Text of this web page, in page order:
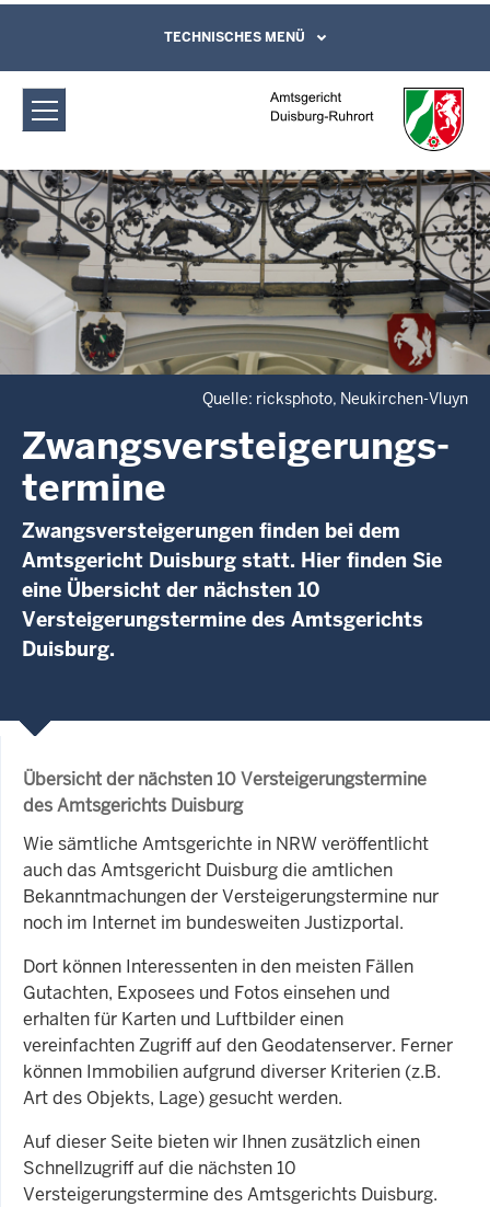
Amtsgericht Duisburg-Ruhrort:
Zwangsversteigerungs­termine
Direkt zum Inhalt
Leichte Sprache, Gebärdensprachenvideo
und Kontaktformular
TECHNISCHES MENÜ
Quelle: ricksphoto, Neukirchen-Vluyn
Zwangsversteigerungs­
termine
Zwangsversteigerungen finden bei dem
Amtsgericht Duisburg statt. Hier finden Sie
eine Übersicht der nächsten 10
Versteigerungstermine des Amtsgerichts
Duisburg.
Übersicht der nächsten 10 Versteigerungstermine
des Amtsgerichts Duisburg
Wie sämtliche Amtsgerichte in NRW veröffentlicht
auch das Amtsgericht Duisburg die amtlichen
Bekanntmachungen der Versteigerungstermine nur
noch im Internet im bundesweiten Justizportal.
Dort können Interessenten in den meisten Fällen
Gutachten, Exposees und Fotos einsehen und
erhalten für Karten und Luftbilder einen
vereinfachten Zugriff auf den Geodatenserver. Ferner
können Immobilien aufgrund diverser Kriterien (z.B.
Art des Objekts, Lage) gesucht werden.
Auf dieser Seite bieten wir Ihnen zusätzlich einen
Schnellzugriff auf die nächsten 10
Versteigerungstermine des Amtsgerichts Duisburg.